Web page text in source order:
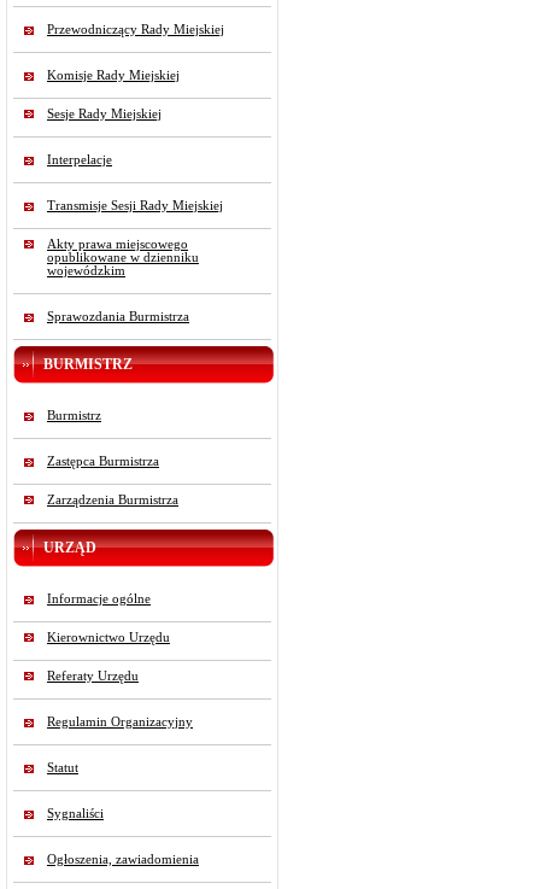
Przewodniczący Rady Miejskiej
Komisje Rady Miejskiej
Sesje Rady Miejskiej
Interpelacje
Transmisje Sesji Rady Miejskiej
Akty prawa miejscowego
opublikowane w dzienniku
wojewódzkim
Sprawozdania Burmistrza
BURMISTRZ
Burmistrz
Zastępca Burmistrza
Zarządzenia Burmistrza
URZĄD
Informacje ogólne
Kierownictwo Urzędu
Referaty Urzędu
Regulamin Organizacyjny
Statut
Sygnaliści
Ogłoszenia, zawiadomienia